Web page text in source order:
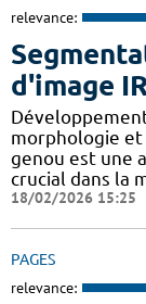
relevance:
d'image
morphologie et
genou est une
crucial dans la
18/02/2026 15:25
PAGES
relevance: